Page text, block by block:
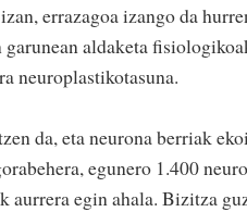
errazagoa izango da
garunean aldaketa
neuroplastikotasuna.
da, eta neurona berriak
egunero 1.400
aurrera egin ahala. Bizitza